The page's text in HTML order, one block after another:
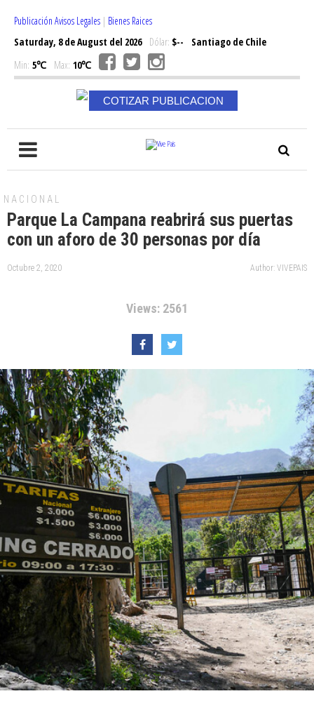
Publicación Avisos Legales | Bienes Raices
Saturday, 8 de August del 2026Dólar: $--
Santiago de Chile
Min: 5℃ Max: 10℃
COTIZAR PUBLICACION
NACIONAL
Parque La Campana reabrirá sus puertas
con un aforo de 30 personas por día
Octubre 2, 2020 Author: VIVEPAIS
Views: 2561